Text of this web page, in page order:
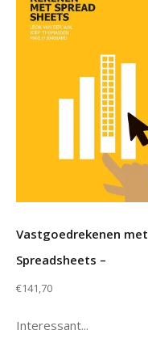
Vastgoedrekenen met
Spreadsheets –
€141,70
Interessant...